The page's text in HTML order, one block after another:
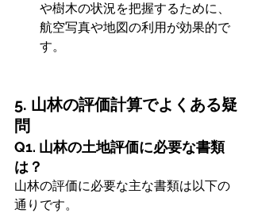
や樹木の状況を把握するために、
航空写真や地図の利用が効果的で
す。
5. 山林の評価計算でよくある疑
問
Q1. 山林の土地評価に必要な書類
は？
山林の評価に必要な主な書類は以下の
通りです。